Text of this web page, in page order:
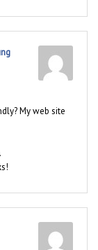
My web site